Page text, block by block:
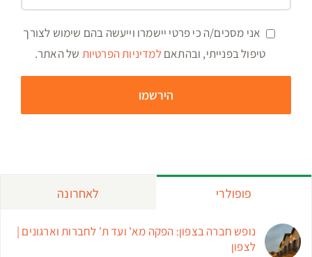
אני מסכים/ה כי פרטי יישמרו וייעשה בהם שימוש לצורך
טיפול בפנייתי, ובהתאםלמדיניות הפרטיות של האתר.
פופולרי לאחרונה
נופש חברה בצפון: הפקה מא' ועד ת' לחברות וארגונים |
לצפון